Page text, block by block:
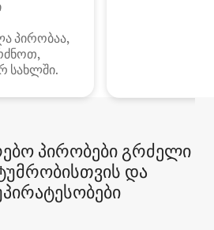
პირობაა,
სახლში.
პირობები გრძელი
და